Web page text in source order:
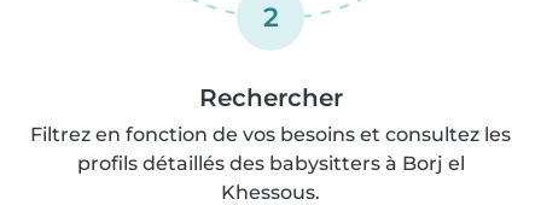
2
Rechercher
Filtrez en fonction de vos besoins et consultez les
profils détaillés des babysitters à Borj el
Khessous.